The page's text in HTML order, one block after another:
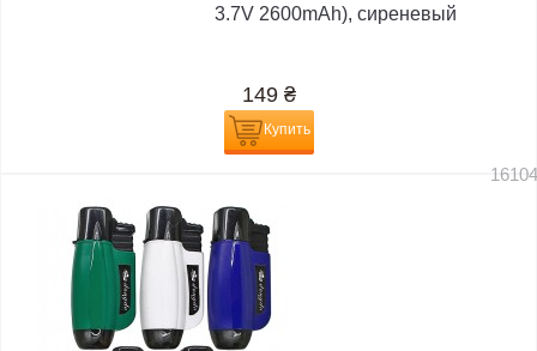
3.7V 2600mAh), сиреневый
149 ₴
Купить